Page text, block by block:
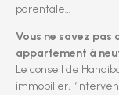
parentale…
Vous ne savez pas
appartement à
Le conseil de
immobilier,